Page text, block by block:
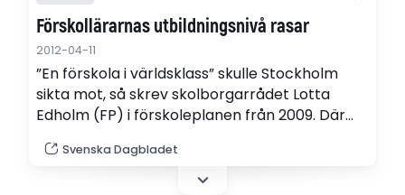
Förskollärarnas utbildningsnivå rasar
2012-04-11
”En förskola i världsklass” skulle Stockholm
sikta mot, så skrev skolborgarrådet Lotta
Edholm (FP) i förskoleplanen från 2009. Där
förskollärare. Sedan dess har i stället andelen
förskollärare fortsatt att sjunka och är nu 38
Svenska Dagbladet